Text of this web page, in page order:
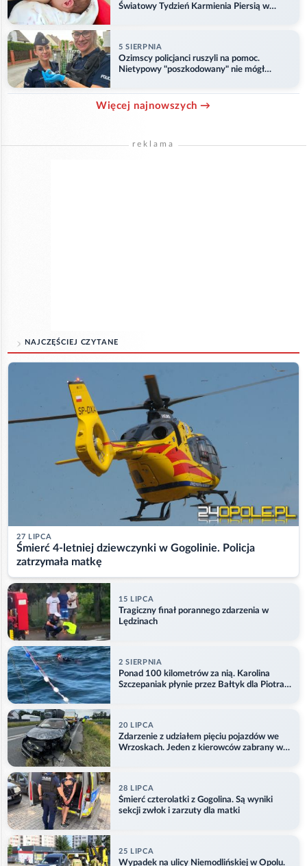
Światowy Tydzień Karmienia Piersią w
5 SIERPNIA
Ozimscy policjanci ruszyli na pomoc.
Nietypowy "poszkodowany" nie mógł
Więcej najnowszych →
reklama
NAJCZĘŚCIEJ CZYTANE
27 LIPCA
Śmierć 4-letniej dziewczynki w Gogolinie. Policja
zatrzymała matkę
15 LIPCA
Tragiczny finał porannego zdarzenia w
Lędzinach
2 SIERPNIA
Ponad 100 kilometrów za nią. Karolina
Szczepaniak płynie przez Bałtyk dla Piotra.
20 LIPCA
Zdarzenie z udziałem pięciu pojazdów we
Wrzoskach. Jeden z kierowców zabrany w
28 LIPCA
Śmierć czterolatki z Gogolina. Są wyniki
sekcji zwłok i zarzuty dla matki
25 LIPCA
Wypadek na ulicy Niemodlińskiej w Opolu.